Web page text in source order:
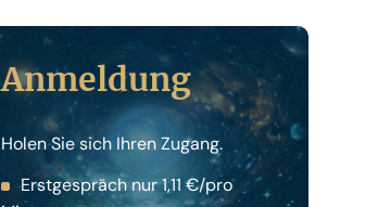
Anmeldung
Holen Sie sich Ihren Zugang.
Erstgespräch nur 1,11 €/pro